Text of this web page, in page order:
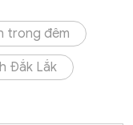
trong đêm
Đắk Lắk